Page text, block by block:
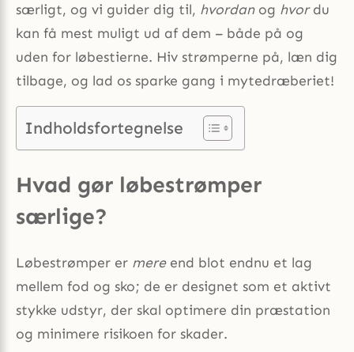
særligt, og vi guider dig til, hvordanog hvordu
kan få mest muligt ud af dem – både på og
uden for løbestierne. Hiv strømperne på, læn dig
tilbage, og lad os sparke gang i mytedræberiet!
Indholdsfortegnelse
Hvad gør løbestrømper
særlige?
Løbestrømper er mereend blot endnu et lag
mellem fod og sko; de er designet som et aktivt
stykke udstyr, der skal optimere din præstation
og minimere risikoen for skader.